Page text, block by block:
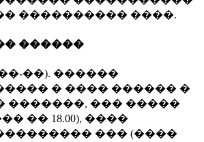
���������� ����.
������
��). ������
� ���� ������ �
�������, ��� �����
�� 18.00), ����
��� (����